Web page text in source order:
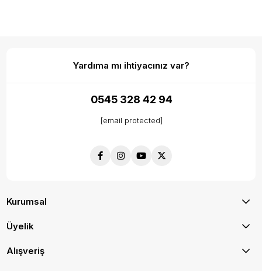
Yardıma mı ihtiyacınız var?
0545 328 42 94
[email protected]
Kurumsal
Üyelik
Alışveriş